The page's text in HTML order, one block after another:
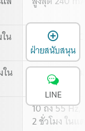
น -10 ถึง
น 35 ถึง 85%
10 ถึง 55
2 ชั่วโมง ใน
ฝ่ายสนับสนุน
LINE